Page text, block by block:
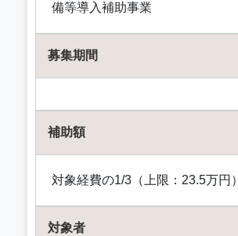
備等導入補助事業
募集期間
補助額
対象経費の1/3（上限：23.5万円）
対象者